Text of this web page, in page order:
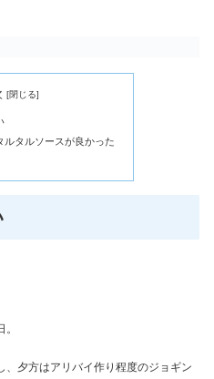
ルタルソースが良かった
、夕方はアリバイ作り程度のジョギン